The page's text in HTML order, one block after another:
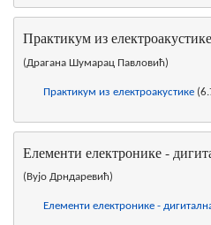
Практикум из електроакустике
(Драгана Шумарац Павловић)
Практикум из електроакустике
Елементи електронике -
(Вујо Дрндаревић)
Елементи електронике -